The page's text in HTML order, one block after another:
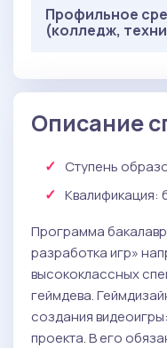
Обязательные(
Русский язык:
Профильное
(колледж,
Обязательные(
Элементы
Описание
Ступень
Квалификация:
Программа
разработка игр»
высококлассных
геймдева.
создания
проекта. В его